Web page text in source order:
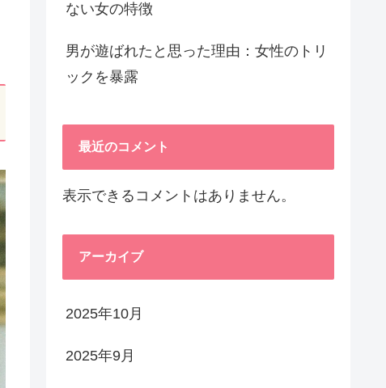
ない女の特徴
男が遊ばれたと思った理由：女性のトリ
ックを暴露
最近のコメント
表示できるコメントはありません。
アーカイブ
2025年10月
2025年9月